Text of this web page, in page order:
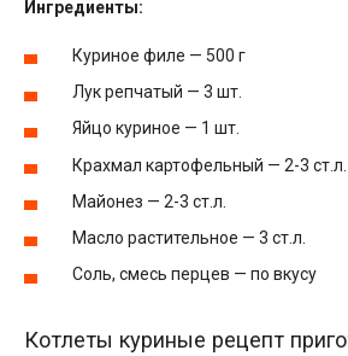
Ингредиенты:
Куриное филе — 500 г
Лук репчатый — 3 шт.
Яйцо куриное — 1 шт.
Крахмал картофельный — 2-3 ст.л.
Майонез — 2-3 ст.л.
Масло растительное — 3 ст.л.
Соль, смесь перцев — по вкусу
Котлеты куриные рецепт